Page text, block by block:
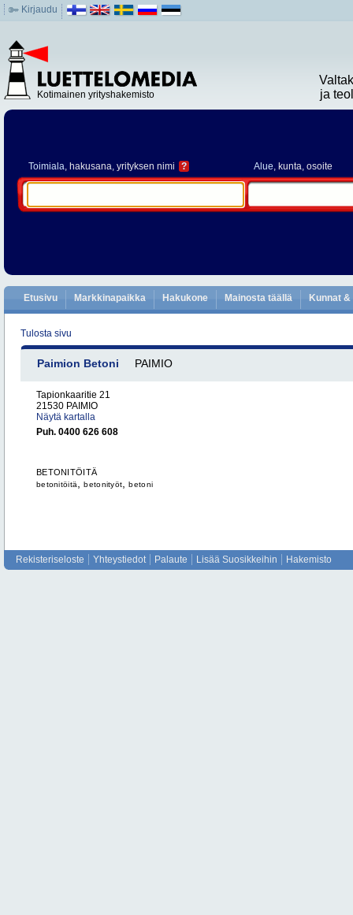
Kirjaudu
Kotimainen yrityshakemisto
ja
Toimiala, hakusana, yrityksen nimi ? Alue, kunta, osoite
Etusivu Markkinapaikka Hakukone Mainosta täällä Kunnat
Tulosta sivu
Paimion Betoni PAIMIO
Tapionkaaritie 21
21530 PAIMIO
Näytä kartalla
Puh. 0400 626 608
BETONITÖITÄ
betonitöitä ,betonityöt ,betoni
Rekisteriseloste Yhteystiedot Palaute Lisää Suosikkeihin Hakemisto